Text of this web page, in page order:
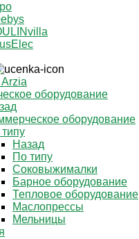
оборудование
оборудование
Назад
По типу
Соковыжималки
Барное оборудование
Тепловое оборудование
Маслопрессы
Мельницы